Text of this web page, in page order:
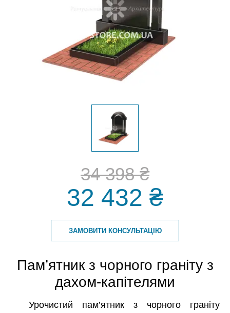
34 398 ₴
32 432 ₴
ЗАМОВИТИ КОНСУЛЬТАЦІЮ
Пам’ятник з чорного граніту з
дахом-капітелями
Урочистий пам’ятник з чорного граніту